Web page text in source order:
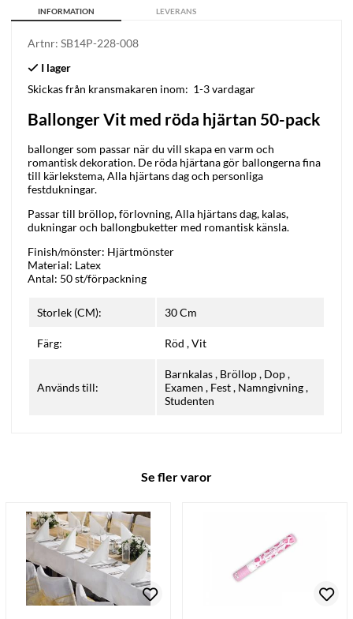
INFORMATION LEVERANS
Artnr: SB14P-228-008
Skickas från kransmakaren inom: 1-3 vardagar
Ballonger Vit med röda hjärtan 50-pack
ballonger som passar när du vill skapa en varm och
romantisk dekoration. De röda hjärtana gör ballongerna fina
till kärlekstema, Alla hjärtans dag och personliga
festdukningar.
Passar till bröllop, förlovning, Alla hjärtans dag, kalas,
dukningar och ballongbuketter med romantisk känsla.
Finish/mönster: Hjärtmönster
Material: Latex
Antal: 50 st/förpackning
Storlek (CM): 30 Cm
Färg: Röd ,Vit
Används till:
Barnkalas, Bröllop, Dop,
Examen , Fest, Namngivning,
Studenten
Se fler varor